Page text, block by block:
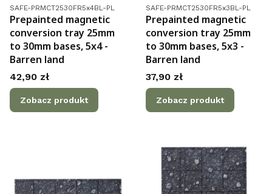
Kod produktu
SAFE-PRMCT2530FR5x4BL-PL
Prepainted magnetic
conversion tray 25mm
to 30mm bases, 5x4 -
Barren land
Cena
42,90 zł
Zobacz produkt
Kod produktu
SAFE-PRMCT2530FR5x3BL-PL
Prepainted magnetic
conversion tray 25mm
to 30mm bases, 5x3 -
Barren land
Cena
37,90 zł
Zobacz produkt